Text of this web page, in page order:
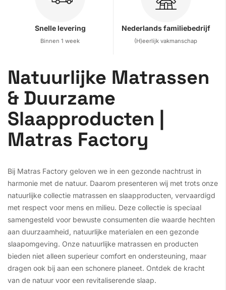
Snelle levering
Binnen 1 week
Nederlands familiebedrijf
(H)eerlijk vakmanschap
Natuurlijke Matrassen
& Duurzame
Slaapproducten |
Matras Factory
Bij Matras Factory geloven we in een gezonde nachtrust in
harmonie met de natuur. Daarom presenteren wij met trots onze
natuurlijke collectie matrassen en slaapproducten, vervaardigd
met respect voor mens en milieu. Deze collectie is speciaal
samengesteld voor bewuste consumenten die waarde hechten
aan duurzaamheid, natuurlijke materialen en een gezonde
slaapomgeving. Onze natuurlijke matrassen en producten
bieden niet alleen superieur comfort en ondersteuning, maar
dragen ook bij aan een schonere planeet. Ontdek de kracht
van de natuur voor een revitaliserende slaap.